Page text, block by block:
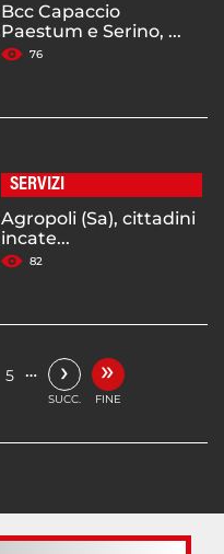
Bcc Capaccio
Paestum e Serino, ...
76
SERVIZI
Agropoli (Sa), cittadini
incate...
82
5 … ›
SUCC.
»
FINE